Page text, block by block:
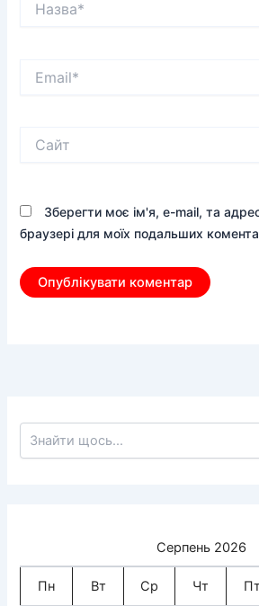
Зберегти моє ім'я, e-mail, та
браузері для моїх подальших
Пошук по сайту
Серпень 2026
Пн Вт Ср Чт Пт